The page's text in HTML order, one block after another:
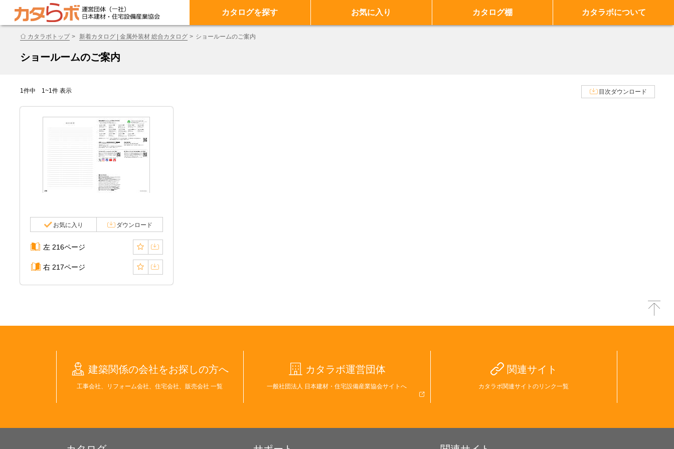
カタログを探す お気に入り カタログ棚 カタラボについて
カタラボトップ 新着カタログ | 金属外装材 総合カタログ ショールームのご案内
ショールームのご案内
1件中 1~1件 表示 目次ダウンロード
お気に入り ダウンロード
左 216ページ
右 217ページ
建築関係の会社をお探しの方へ
工事会社、リフォーム会社、住宅会社、販売会社 一覧
カタラボ運営団体
一般社団法人 日本建材・住宅設備産業協会サイトへ
関連サイト
カタラボ関連サイトのリンク一覧